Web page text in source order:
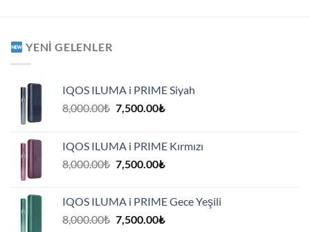
YENI GELENLER
IQOS ILUMA i PRIME Siyah
8,000.00₺ Orijinal
7,500.00₺Şu
7,500.00₺.
IQOS ILUMA i PRIME Kırmızı
8,000.00₺ Orijinal
7,500.00₺Şu
7,500.00₺.
IQOS ILUMA i PRIME Gece Yeşili
8,000.00₺ Orijinal
7,500.00₺Şu